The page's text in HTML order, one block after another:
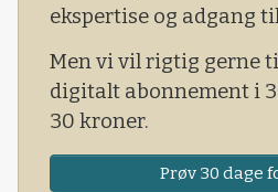
ekspertise og adgang
Men vi vil rigtig gerne
digitalt abonnement i
30 kroner.
Prøv 30 dage